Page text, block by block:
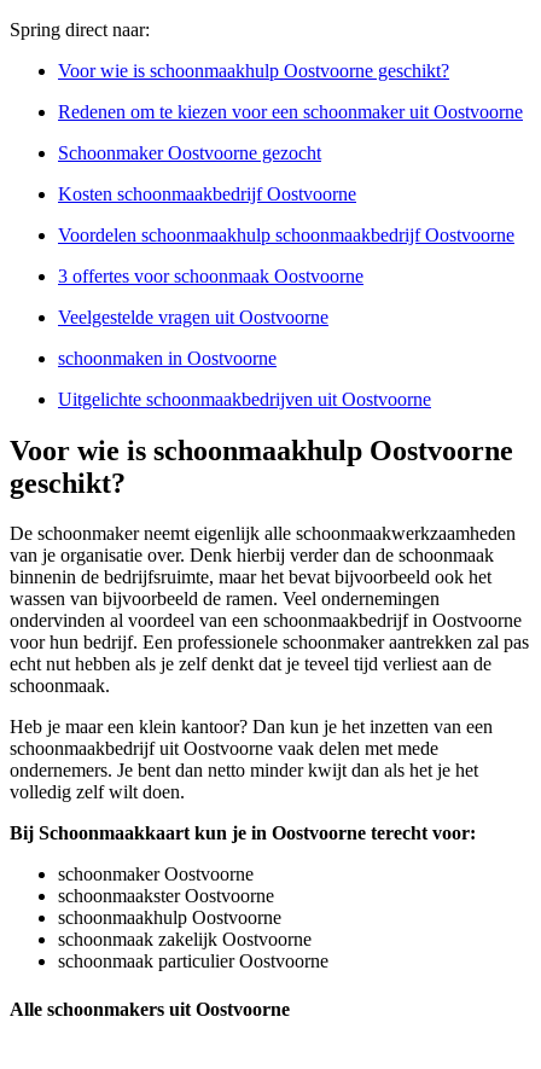
Spring direct naar:
Voor wie is schoonmaakhulp Oostvoorne geschikt?
Redenen om te kiezen voor een schoonmaker uit Oostvoorne
Schoonmaker Oostvoorne gezocht
Kosten schoonmaakbedrijf Oostvoorne
Voordelen schoonmaakhulp schoonmaakbedrijf Oostvoorne
3 offertes voor schoonmaak Oostvoorne
Veelgestelde vragen uit Oostvoorne
schoonmaken in Oostvoorne
Uitgelichte schoonmaakbedrijven uit Oostvoorne
Voor wie is schoonmaakhulp Oostvoorne
geschikt?
De schoonmaker neemt eigenlijk alle schoonmaakwerkzaamheden
van je organisatie over. Denk hierbij verder dan de schoonmaak
binnenin de bedrijfsruimte, maar het bevat bijvoorbeeld ook het
wassen van bijvoorbeeld de ramen. Veel ondernemingen
ondervinden al voordeel van een schoonmaakbedrijf in Oostvoorne
voor hun bedrijf. Een professionele schoonmaker aantrekken zal pas
echt nut hebben als je zelf denkt dat je teveel tijd verliest aan de
schoonmaak.
Heb je maar een klein kantoor? Dan kun je het inzetten van een
schoonmaakbedrijf uit Oostvoorne vaak delen met mede
ondernemers. Je bent dan netto minder kwijt dan als het je het
volledig zelf wilt doen.
Bij Schoonmaakkaart kun je in Oostvoorne terecht voor:
schoonmaker Oostvoorne
schoonmaakster Oostvoorne
schoonmaakhulp Oostvoorne
schoonmaak zakelijk Oostvoorne
schoonmaak particulier Oostvoorne
Alle schoonmakers uit Oostvoorne